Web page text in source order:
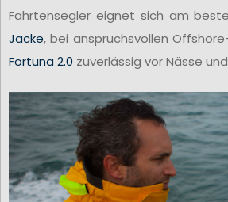
Fahrtensegler eignet sich am
Jacke, bei anspruchsvollen
Fortuna 2.0 zuverlässig vor Nässe